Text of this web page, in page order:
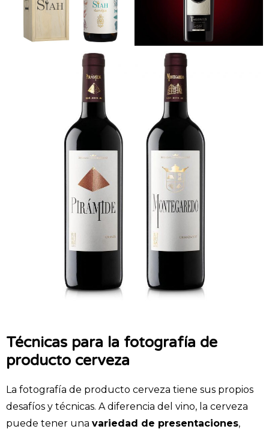
Técnicas para la fotografía de
producto cerveza
La fotografía de producto cerveza tiene sus propios
desafíos y técnicas. A diferencia del vino, la cerveza
puede tener una variedad de presentaciones,